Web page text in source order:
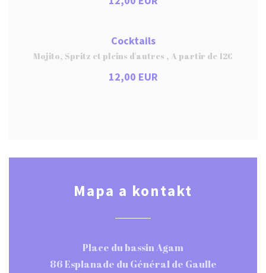
Cocktails
Mojito, Spritz et pleins d'autres , A partir de 12€
12,00 EUR
Mapa a kontakt
Place du bassin Agam
86 Esplanade du Général de Gaulle